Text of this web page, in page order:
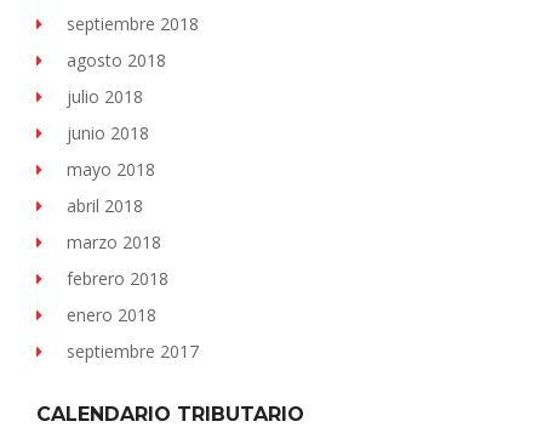
septiembre 2018
agosto 2018
julio 2018
junio 2018
mayo 2018
abril 2018
marzo 2018
febrero 2018
enero 2018
septiembre 2017
CALENDARIO TRIBUTARIO